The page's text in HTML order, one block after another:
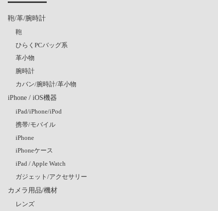
鞄/革/腕時計
鞄
ひらくPCバッグ系
革小物
腕時計
カバン/腕時計/革小物
iPhone / iOS機器
iPad/iPhone/iPod
携帯/モバイル
iPhone
iPhoneケース
iPad / Apple Watch
ガジェット/アクセサリー
カメラ用品/機材
レンズ